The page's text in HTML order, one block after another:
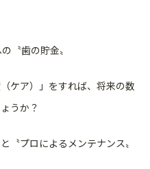
〝歯の貯金〟
ケア）」をすれば、将来の数
うか？
〝プロによるメンテナンス〟